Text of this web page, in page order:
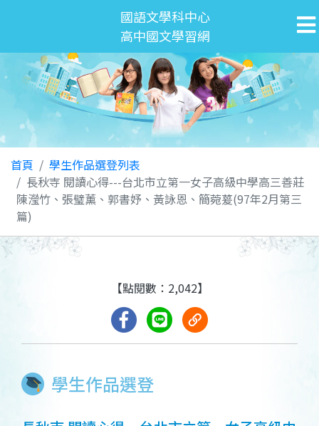
國語文學科中心
高中國文學習網
首頁
學生作品選登列表
長秋寺 閱讀心得---台北市立第一女子高級中學高三善莊
陳瀅竹、張璧薰、郭書妤、黃詠恩、簡菀萲(97年2月第三
篇)
學生作品選登
【點閱數：2,042】